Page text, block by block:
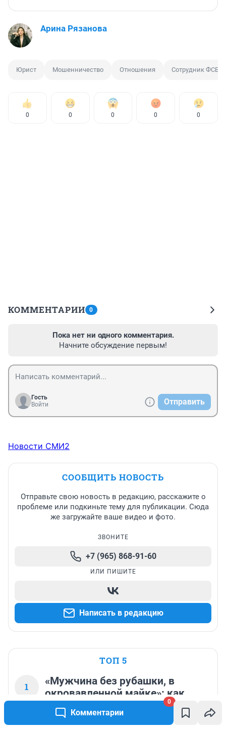
Комментарии
0
Арина Рязанова
Юрист Мошенничество Отношения Сотрудник ФСБ
0 0 0 0 0
КОММЕНТАРИИ 0
Пока нет ни одного комментария.
Начните обсуждение первым!
Гость
Войти
Отправить
Новости СМИ2
СООБЩИТЬ НОВОСТЬ
Отправьте свою новость в редакцию, расскажите о
проблеме или подкиньте тему для публикации. Сюда
же загружайте ваше видео и фото.
ЗВОНИТЕ
+7 (965) 868-91-60
ИЛИ ПИШИТЕ
Написать в редакцию
ТОП 5
1
«Мужчина без рубашки, в
окровавленной майке»: как
Москва пережила взрыв у
сталинской высотки —